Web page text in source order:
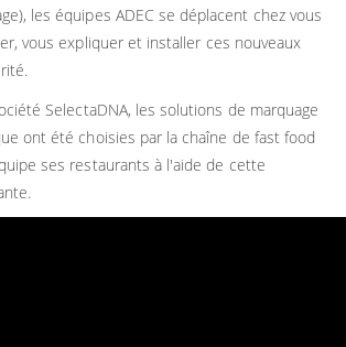
les équipes ADEC se déplacent chez vous
vous expliquer et installer ces nouveaux
SelectaDNA, les solutions de marquage
ont été choisies par la chaîne de fast food
ses restaurants à l'aide de cette